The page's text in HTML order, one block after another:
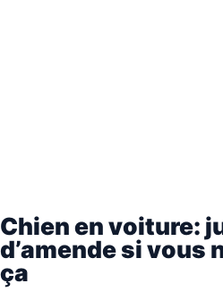
Chien en voiture:
d’amende si vous
ça